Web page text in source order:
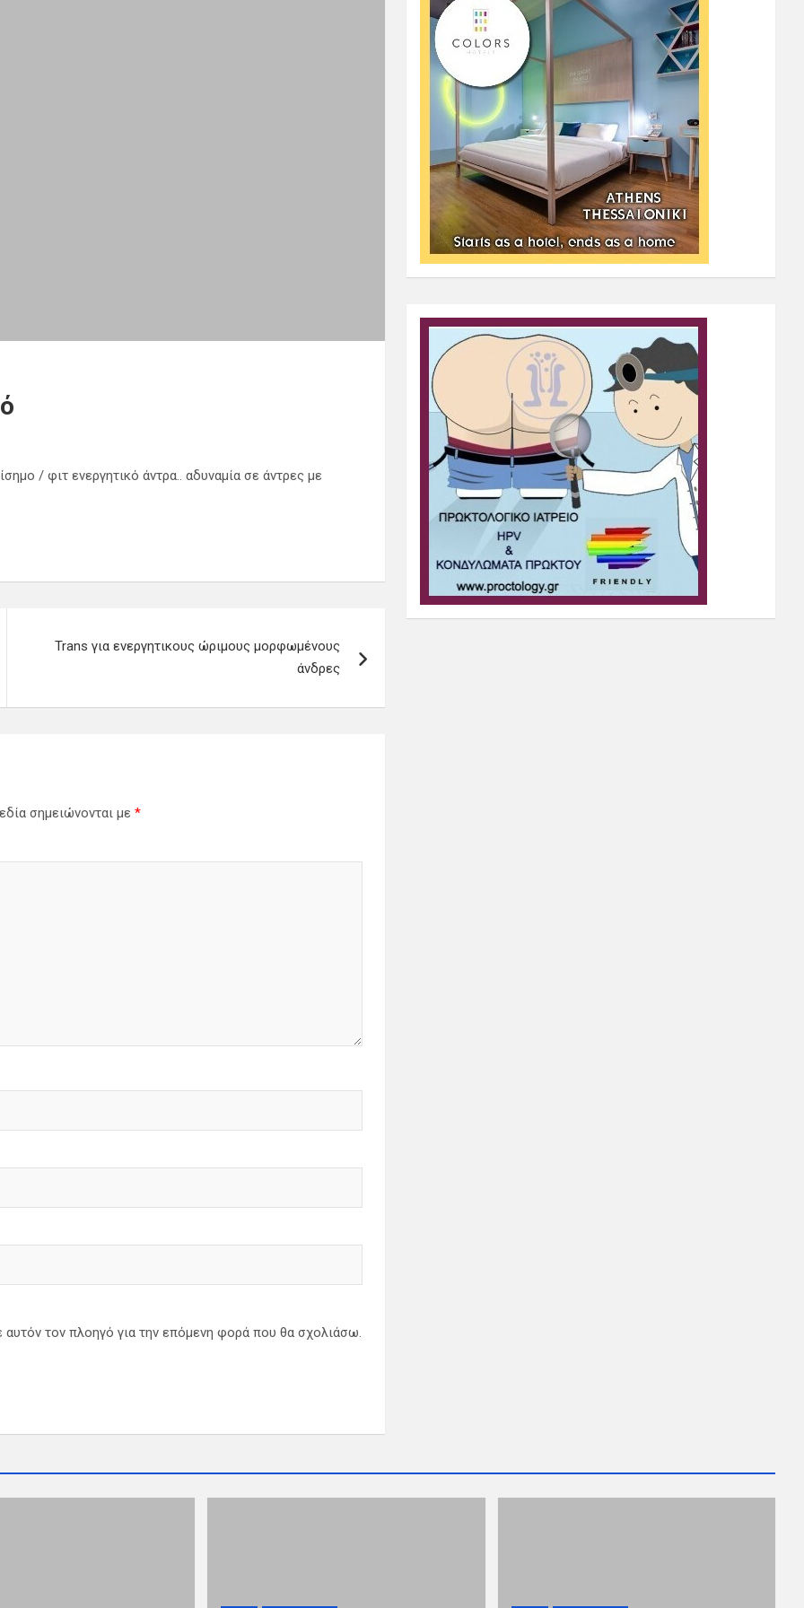
/ φιτ ενεργητικό άντρα.. αδυναμία σε άντρες με
Trans για ενεργητικους ώριμους μορφωμένους
άνδρες
σημειώνονται με *
τον πλοηγό για την επόμενη φορά που θα σχολιάσω.